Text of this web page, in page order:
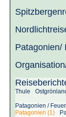
Patagonien/
Thule
Patagonien /
Patagonien (1)